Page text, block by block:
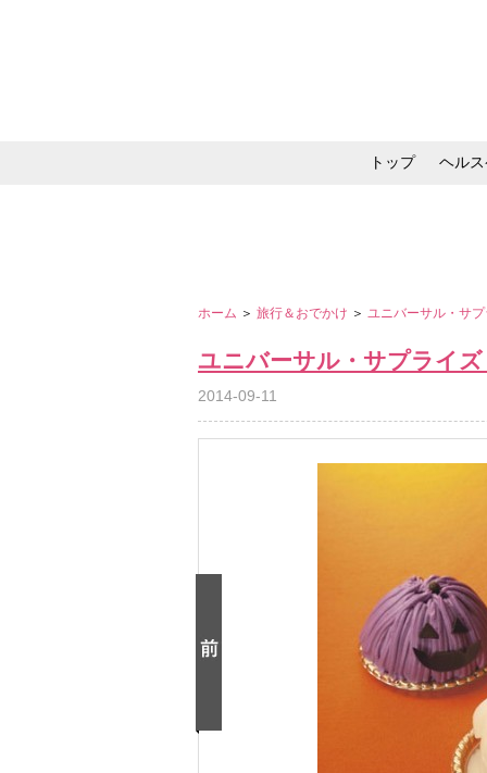
トップ ヘル
ホーム ＞ 旅行＆おでかけ ＞ ユニバーサル・サ
ユニバーサル・サプライ
2014-09-11